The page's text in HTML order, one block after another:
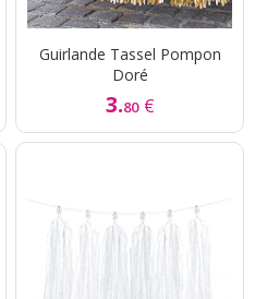
Guirlande Tassel Pompon
Doré
3.80 €